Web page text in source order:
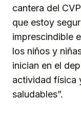
cantera del
que estoy
imprescindible
los niños y
inician en el
actividad física
saludables”.